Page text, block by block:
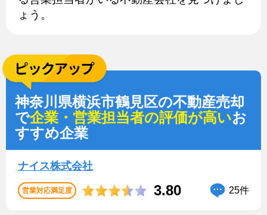
ょう。
神奈川県横浜市鶴見区の不動産売却
で企業・営業担当者の評価が高いお
すすめ企業
ナイス株式会社
営業対応満足度 3.80 25件